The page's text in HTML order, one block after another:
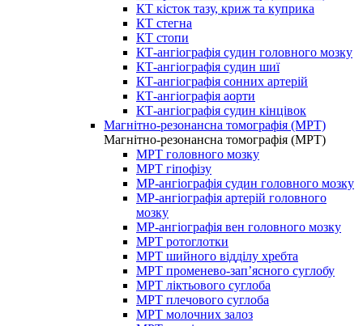
КТ кісток тазу, криж та куприка
КТ стегна
КТ стопи
КТ-ангіографія судин головного мозку
КТ-ангіографія судин шиї
КТ-ангіографія сонних артерій
КТ-ангіографія аорти
КТ-ангіографія судин кінцівок
Магнітно-резонансна томографія (МРТ)
Магнітно-резонансна томографія (МРТ)
МРТ головного мозку
МРТ гіпофізу
МР-ангіографія судин головного мозку
МР-ангіографія артерій головного
мозку
МР-ангіографія вен головного мозку
МРТ ротоглотки
МРТ шийного відділу хребта
МРТ променево-зап’ясного суглобу
МРТ ліктьового суглоба
МРТ плечового суглоба
МРТ молочних залоз